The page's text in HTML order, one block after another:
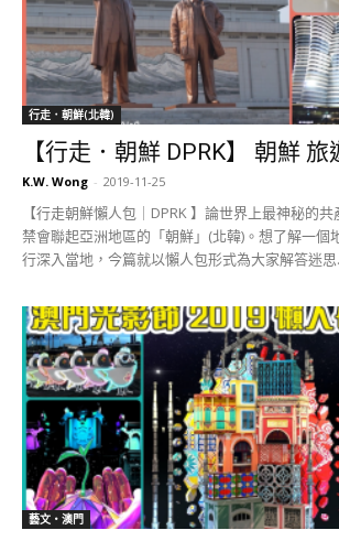
行走．朝鮮(北韓)
【行走．朝鮮 DPRK】 朝鮮
K.W. Wong - 2019-11-25
【行走朝鮮懶人包｜DPRK 】論世界上最神秘的
禁會聯起亞洲地區的「朝鮮」(北韓)。想了解一個
行深入當地，今篇就以懶人包形式為大家解答迷思
藝文‧澳門